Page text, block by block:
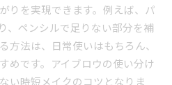
りを実現できます。例えば、パ
、ペンシルで足りない部分を補
方法は、日常使いはもちろん、
めです。アイブロウの使い分け
い時短メイクのコツとなりま